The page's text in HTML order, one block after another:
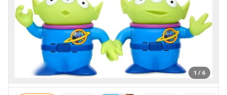
1 / 6